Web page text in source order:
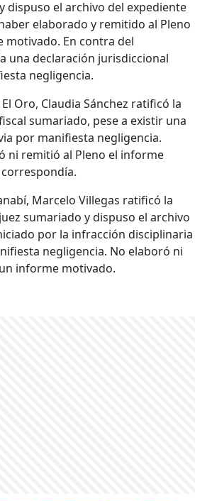
dispuso el archivo del expediente
elaborado y remitido al Pleno
motivado. En contra del
una declaración jurisdiccional
negligencia.
Oro, Claudia Sánchez ratificó la
sumariado, pese a existir una
por manifiesta negligencia.
ni remitió al Pleno el informe
Marcelo Villegas ratificó la
sumariado y dispuso el archivo
por la infracción disciplinaria
negligencia. No elaboró ni
informe motivado.